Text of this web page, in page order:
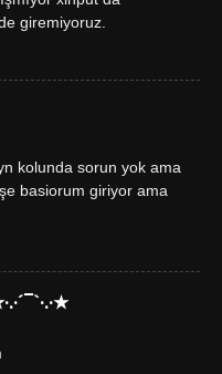
giremiyoruz.
kolunda sorun yok ama
basiorum giriyor ama